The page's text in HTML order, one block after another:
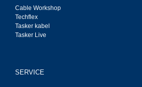
Cable Workshop
Techflex
Tasker kabel
Tasker Live
SERVICE